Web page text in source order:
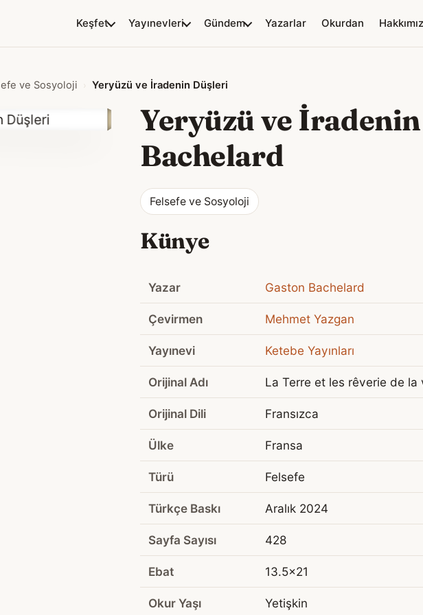
Keşfet Yayınevleri Gündem Yazarlar Okurdan
ve Sosyoloji Yeryüzü ve İradenin Düşleri
Yeryüzü ve
Bachelard
Felsefe ve Sosyoloji
Künye
Yazar Gaston Bachelard
Çevirmen Mehmet Yazgan
Yayınevi Ketebe Yayınları
Orijinal Adı La Terre et les rêverie de la
Orijinal Dili Fransızca
Ülke Fransa
Türü Felsefe
Türkçe Baskı Aralık 2024
Sayfa Sayısı 428
Ebat 13.5x21
Okur Yaşı Yetişkin